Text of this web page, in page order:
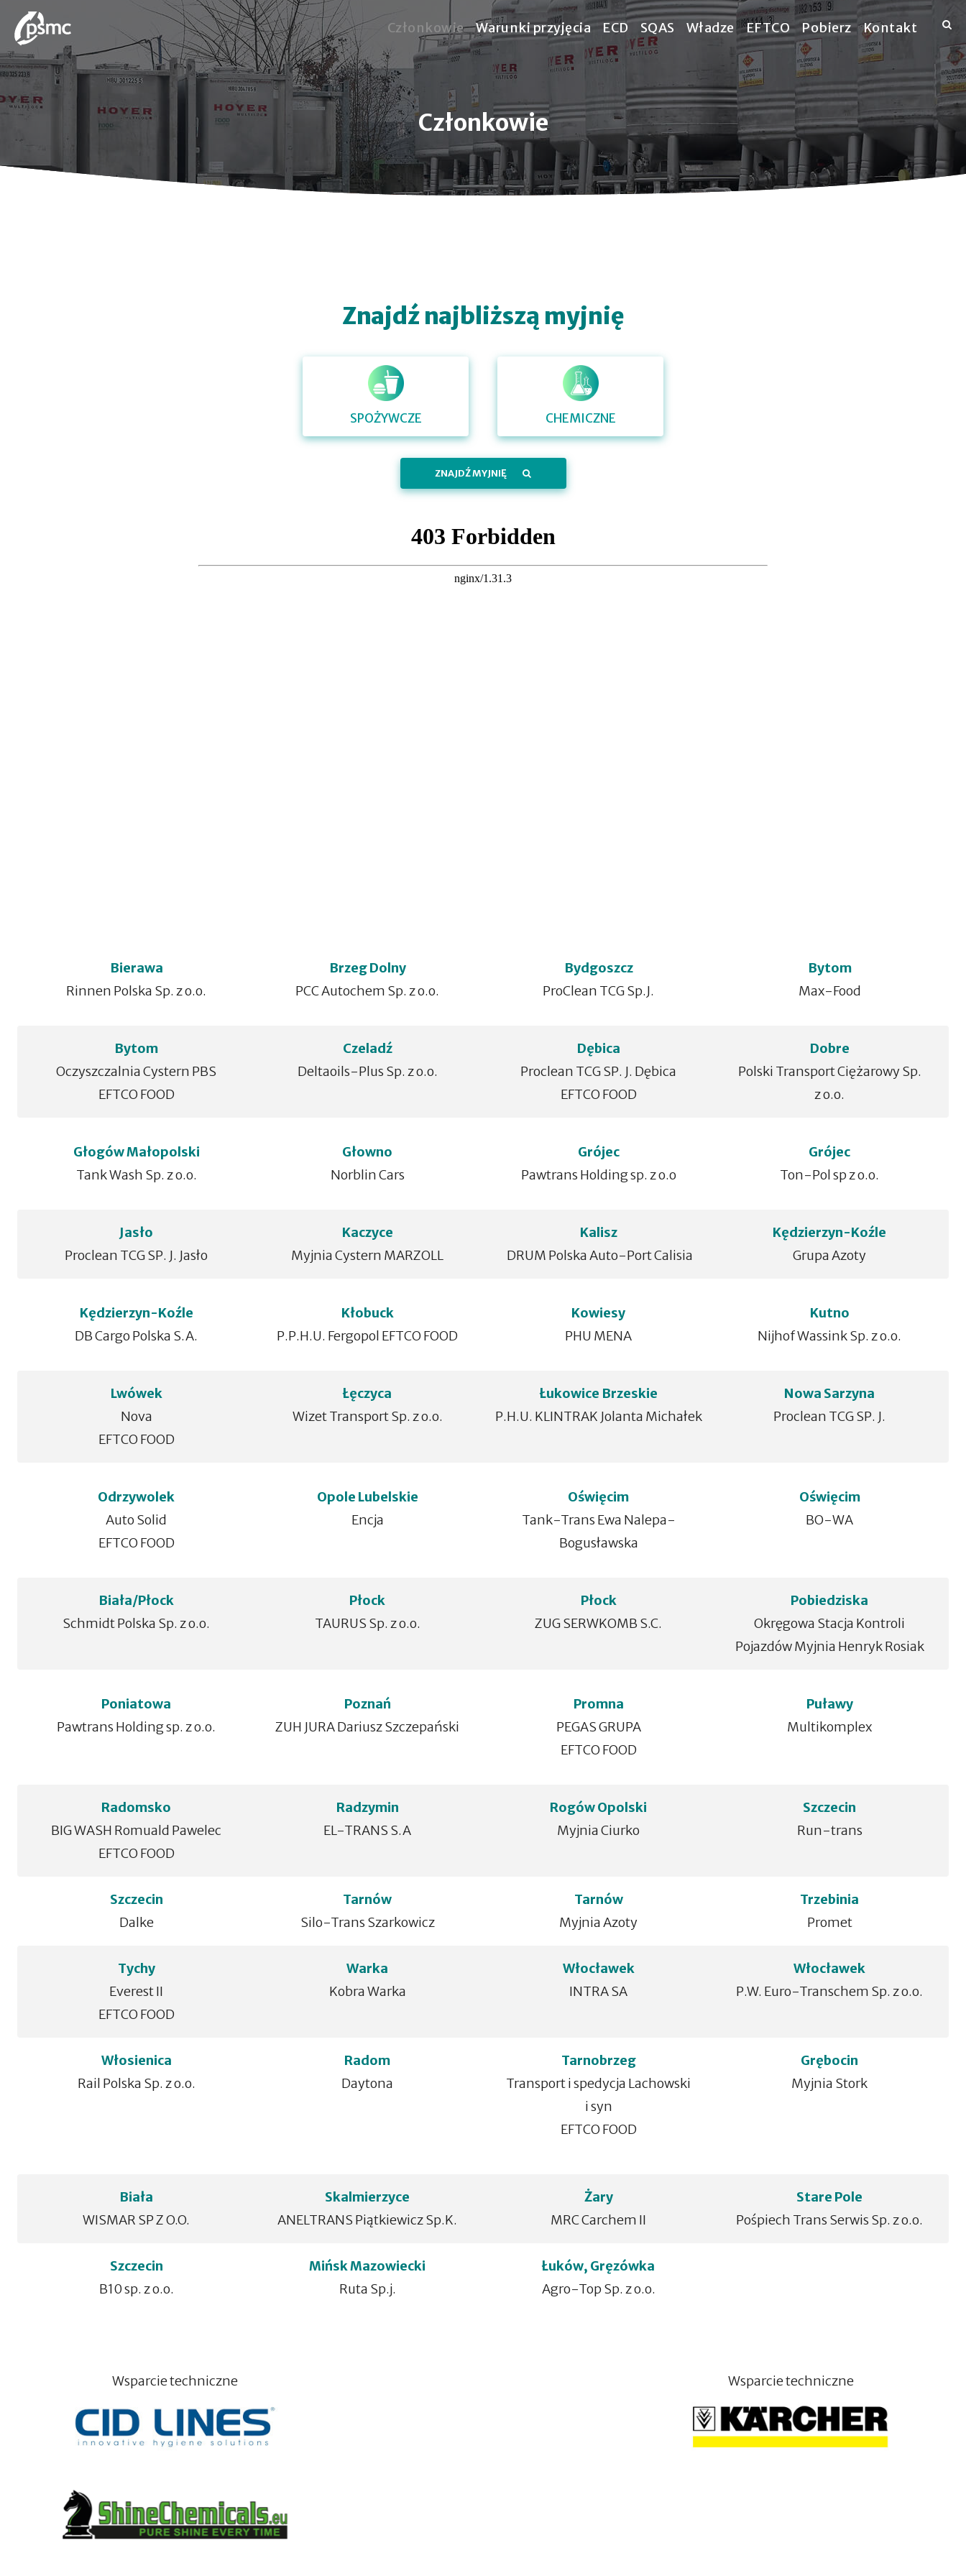
Członkowie Warunki przyjęcia ECD SQAS Władze EFTCO Pobierz Kontakt
Członkowie
Znajdź najbliższą myjnię
SPOŻYWCZE CHEMICZNE
ZNAJDŹ MYJNIĘ
Bierawa
Rinnen Polska Sp. z o.o.
Brzeg Dolny
PCC Autochem Sp. z o.o.
Bydgoszcz
ProClean TCG Sp.J.
Bytom
Max-Food
Bytom
Oczyszczalnia Cystern PBS
EFTCO FOOD
Czeladź
Deltaoils-Plus Sp. z o.o.
Dębica
Proclean TCG SP. J. Dębica
EFTCO FOOD
Dobre
Polski Transport Ciężarowy Sp.
z o.o.
Głogów Małopolski
Tank Wash Sp. z o.o.
Głowno
Norblin Cars
Grójec
Pawtrans Holding sp. z o.o
Grójec
Ton-Pol sp z o.o.
Jasło
Proclean TCG SP. J. Jasło
Kaczyce
Myjnia Cystern MARZOLL
Kalisz
DRUM Polska Auto-Port Calisia
Kędzierzyn-Koźle
Grupa Azoty
Kędzierzyn-Koźle
DB Cargo Polska S.A.
Kłobuck
P.P.H.U. Fergopol EFTCO FOOD
Kowiesy
PHU MENA
Kutno
Nijhof Wassink Sp. z o.o.
Lwówek
Nova
EFTCO FOOD
Łęczyca
Wizet Transport Sp. z o.o.
Łukowice Brzeskie
P.H.U. KLINTRAK Jolanta Michałek
Nowa Sarzyna
Proclean TCG SP. J.
Odrzywolek
Auto Solid
EFTCO FOOD
Opole Lubelskie
Encja
Oświęcim
Tank-Trans Ewa Nalepa-
Bogusławska
Oświęcim
BO-WA
Biała/Płock
Schmidt Polska Sp. z o.o.
Płock
TAURUS Sp. z o.o.
Płock
ZUG SERWKOMB S.C.
Pobiedziska
Okręgowa Stacja Kontroli
Pojazdów Myjnia Henryk Rosiak
Poniatowa
Pawtrans Holding sp. z o.o.
Poznań
ZUH JURA Dariusz Szczepański
Promna
PEGAS GRUPA
EFTCO FOOD
Puławy
Multikomplex
Radomsko
BIG WASH Romuald Pawelec
EFTCO FOOD
Radzymin
EL-TRANS S.A
Rogów Opolski
Myjnia Ciurko
Szczecin
Run-trans
Szczecin
Dalke
Tarnów
Silo-Trans Szarkowicz
Tarnów
Myjnia Azoty
Trzebinia
Promet
Tychy
Everest II
EFTCO FOOD
Warka
Kobra Warka
Włocławek
INTRA SA
Włocławek
P.W. Euro-Transchem Sp. z o.o.
Włosienica
Rail Polska Sp. z o.o.
Radom
Daytona
Tarnobrzeg
Transport i spedycja Lachowski
i syn
EFTCO FOOD
Grębocin
Myjnia Stork
Biała
WISMAR SP Z O.O.
Skalmierzyce
ANELTRANS Piątkiewicz Sp.K.
Żary
MRC Carchem II
Stare Pole
Pośpiech Trans Serwis Sp. z o.o.
Szczecin
B10 sp. z o.o.
Mińsk Mazowiecki
Ruta Sp.j.
Łuków, Gręzówka
Agro-Top Sp. z o.o.
Wsparcie techniczne Wsparcie techniczne